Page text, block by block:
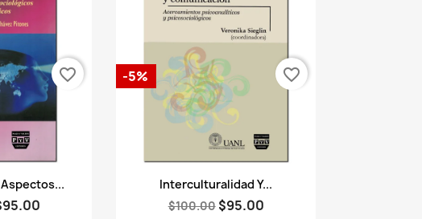
favorite_border
Vista rápida
Interculturalidad Y...
$100.00 $95.00
-5% favorite_border